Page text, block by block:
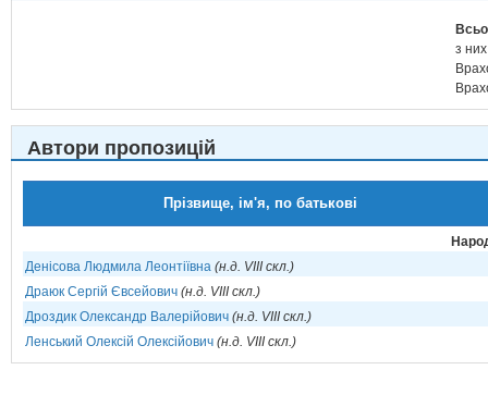
з
Автори пропозицій
Прізвище, ім'я, по батькові
Денісова Людмила Леонтіївна (н.д. VIII скл.)
Драюк Сергій Євсейович (н.д. VIII скл.)
Дроздик Олександр Валерійович (н.д. VIII скл.)
Ленський Олексій Олексійович (н.д. VIII скл.)